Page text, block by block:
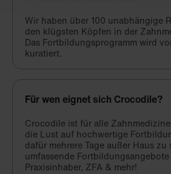
Wir haben über 100 unabhängige
den klügsten Köpfen in der
Das Fortbildungsprogramm wird
kuratiert.
Für wen eignet sich Crocodile?
Crocodile ist für alle
die Lust auf hochwertige
dafür mehrere Tage außer Haus zu
umfassende
Praxisinhaber, ZFA & mehr!